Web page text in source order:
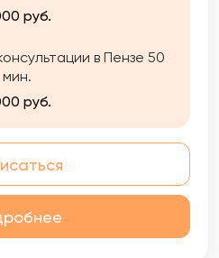
руб.
в Пензе 50
мин.
руб.